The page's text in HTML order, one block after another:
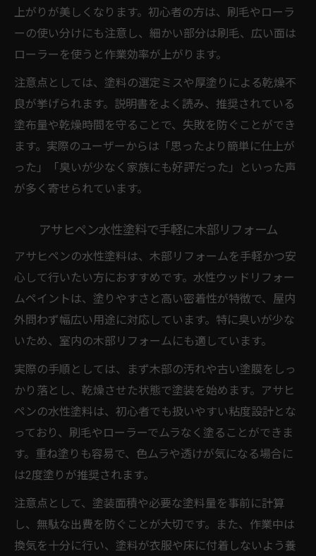
上がりが美しくなります。初心者の方は、刷毛やローラ
ーの使い分けにも注意し、細かい部分は刷毛、広い面は
ローラーを使うと作業効率が上がります。
注意点としては、塗料の選定ミスや厚塗りによる乾燥不
良が挙げられます。説明書をよく読み、推奨されている
塗布量や乾燥時間を守ることで、失敗を防ぐことができ
ます。実際のユーザーからは「思ったより簡単に仕上が
った」「臭いが少なく家族にも好評だった」といった声
が多く寄せられています。
アサヒペン水性塗料で手軽に木部リフォーム
アサヒペンの水性塗料は、木部リフォームを手軽かつ安
心して行いたい方におすすめです。水性ウッドリフォー
ムペイントは、塗りやすさと高い密着性が特徴で、屋内
外問わず幅広い用途に対応しています。特に臭いが少な
いため、室内の木部リフォームにも適しています。
実際の手順としては、まず木部の汚れや古い塗膜をしっ
かり落とし、乾燥させた状態で塗装を始めます。アサヒ
ペンの水性塗料は、初心者でも扱いやすい粘度設計とな
っており、刷毛やローラーでムラなく塗ることができま
す。重ね塗りも容易で、色ムラや透けが気になる場合に
は2度塗りが推奨されます。
注意点として、塗装面積や必要な塗料量を事前に計算
し、無駄な出費を防ぐことが大切です。また、作業中は
換気を十分に行い、塗料が衣服や床に付着しないよう養